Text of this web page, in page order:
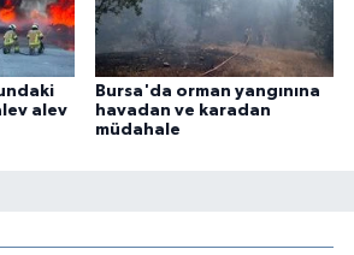
alev
Bursa'da orman yangınına
havadan ve karadan
müdahale